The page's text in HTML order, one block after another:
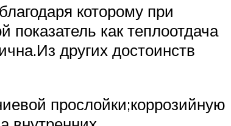
которому при
показатель как теплоотдача
других достоинств
прослойки;коррозийную